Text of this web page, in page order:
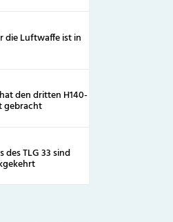
die Luftwaffe ist in
den dritten H140-
gebracht
des TLG 33 sind